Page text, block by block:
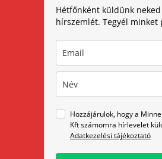
Hétfőnként küldünk
hírszemlét. Tegyél minket
Hozzájárulok, hogy a
Kft számomra hírlevelet
Adatkezelési tájékoztató